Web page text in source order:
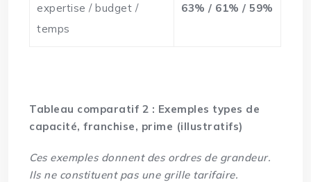
expertise / budget /
temps
63% / 61% / 59%
Tableau comparatif 2 : Exemples types de
capacité, franchise, prime (illustratifs)
Ces exemples donnent des ordres de grandeur.
Ils ne constituent pas une grille tarifaire.